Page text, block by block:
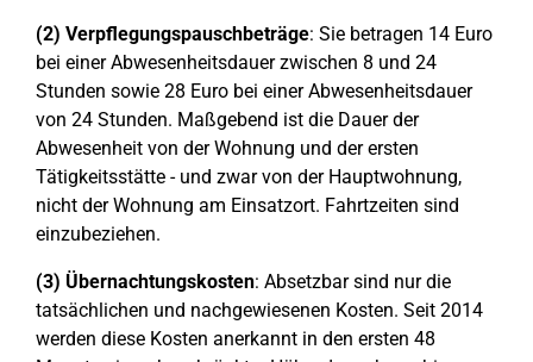
(2) Verpflegungspauschbeträge: Sie betragen 14 Euro
bei einer Abwesenheitsdauer zwischen 8 und 24
Stunden sowie 28 Euro bei einer Abwesenheitsdauer
von 24 Stunden. Maßgebend ist die Dauer der
Abwesenheit von der Wohnung und der ersten
Tätigkeitsstätte - und zwar von der Hauptwohnung,
nicht der Wohnung am Einsatzort. Fahrtzeiten sind
einzubeziehen.
(3) Übernachtungskosten: Absetzbar sind nur die
tatsächlichen und nachgewiesenen Kosten. Seit 2014
werden diese Kosten anerkannt in den ersten 48